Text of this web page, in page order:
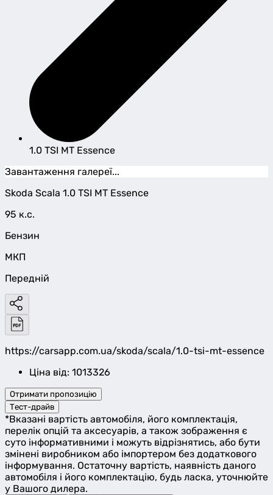
1.0 TSI MT Essence
Завантаження галереї...
Skoda Scala 1.0 TSI MT Essence
95 к.с.
Бензин
МКП
Передній
https://carsapp.com.ua/skoda/scala/1.0-tsi-mt-essence
Ціна від: 1013326
Отримати пропозицію
Тест-драйв
*Вказані вартість автомобіля, його комплектація,
перелік опцій та аксесуарів, а також зображення є
суто інформативними і можуть відрізнятись, або бути
змінені виробником або імпортером без додаткового
інформування. Остаточну вартість, наявність даного
автомобіля і його комплектацію, будь ласка, уточнюйте
у Вашого дилера.